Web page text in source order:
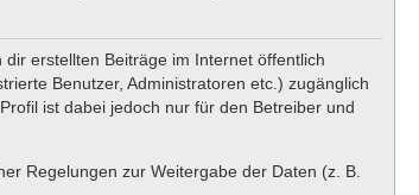
erstellten Beiträge im Internet öffentlich
Benutzer, Administratoren etc.) zugänglich
ist dabei jedoch nur für den Betreiber und
Regelungen zur Weitergabe der Daten (z. B.